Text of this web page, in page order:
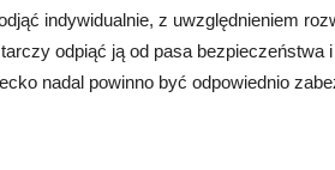
indywidualnie, z uwzględnieniem
odpiąć ją od pasa
nadal powinno być odpowiednio